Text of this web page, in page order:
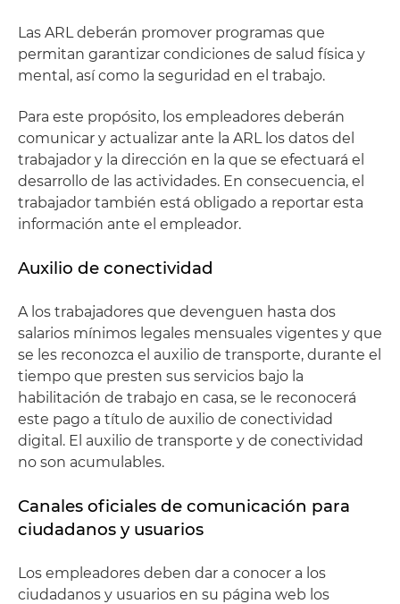
Las ARL deberán promover programas que
permitan garantizar condiciones de salud física y
mental, así como la seguridad en el trabajo.
Para este propósito, los empleadores deberán
comunicar y actualizar ante la ARL los datos del
trabajador y la dirección en la que se efectuará el
desarrollo de las actividades. En consecuencia, el
trabajador también está obligado a reportar esta
información ante el empleador.
Auxilio de conectividad
A los trabajadores que devenguen hasta dos
salarios mínimos legales mensuales vigentes y que
se les reconozca el auxilio de transporte, durante el
tiempo que presten sus servicios bajo la
habilitación de trabajo en casa, se le reconocerá
este pago a título de auxilio de conectividad
digital. El auxilio de transporte y de conectividad
no son acumulables.
Canales oficiales de comunicación para
ciudadanos y usuarios
Los empleadores deben dar a conocer a los
ciudadanos y usuarios en su página web los